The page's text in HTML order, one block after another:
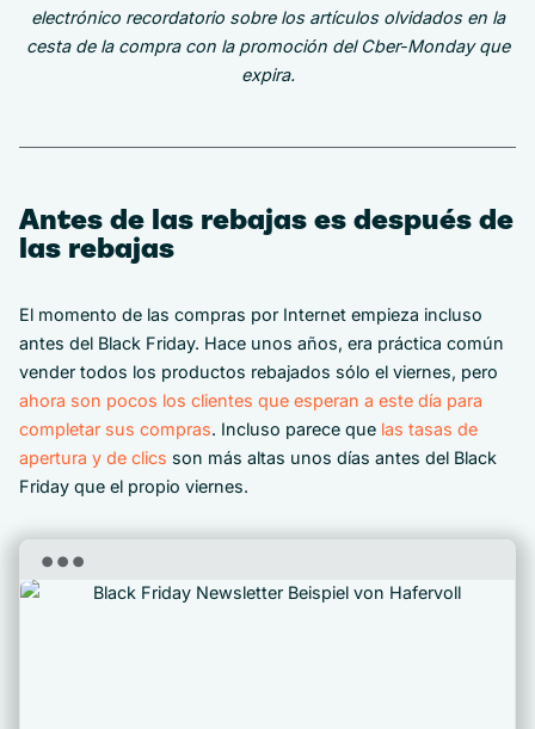
electrónico recordatorio sobre los artículos olvidados en la
cesta de la compra con la promoción del Cber-Monday que
expira.
Antes de las rebajas es después de
las rebajas
El momento de las compras por Internet empieza incluso
antes del Black Friday. Hace unos años, era práctica común
vender todos los productos rebajados sólo el viernes, pero
ahora son pocos los clientes que esperan a este día para
completar sus compras. Incluso parece que las tasas de
apertura y de clics son más altas unos días antes del Black
Friday que el propio viernes.